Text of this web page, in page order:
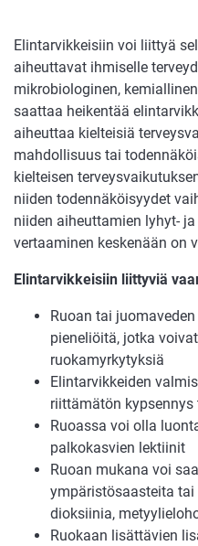
Elintarvikkeisiin voi liittyä
aiheuttavat ihmiselle
mikrobiologinen,
saattaa heikentää
aiheuttaa kielteisiä
mahdollisuus tai
kielteisen
niiden todennäköisyydet
niiden aiheuttamien lyhyt-
vertaaminen keskenään on
Elintarvikkeisiin liittyviä
Ruoan tai
pieneliöitä, jotka
ruokamyrkytyksiä
Elintarvikkeiden
riittämätön
Ruoassa voi olla
palkokasvien lektiinit
Ruoan mukana voi
ympäristösaasteita
dioksiinia,
Ruokaan lisättävien